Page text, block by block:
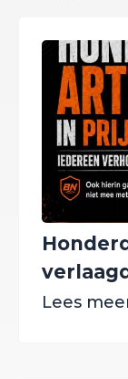
Lees